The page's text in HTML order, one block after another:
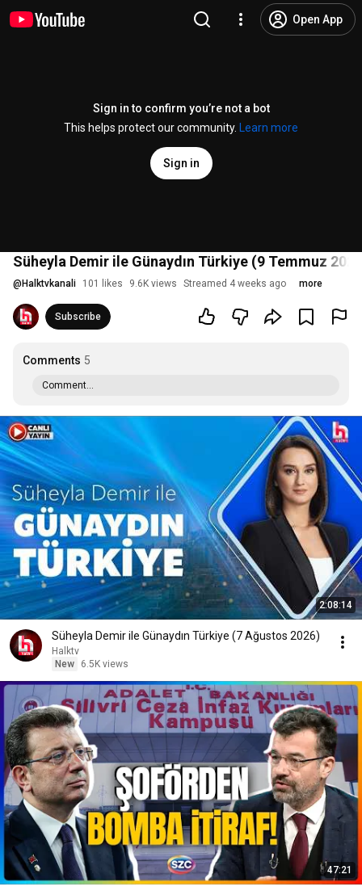
Open App
Sign in to confirm you’re not a bot
This helps protect our community.
Learn more
Sign in
Süheyla Demir ile Günaydın Türkiye (9 Temmuz
@ Halktvkanali 101 likes 9.6K views Streamed 4 weeks ago more
Subscribe
Comments 5
Comment...
2:08:14
Süheyla Demir ile Günaydın Türkiye (7 Ağustos 2026)
Halktv
New
6.5K views
47:21